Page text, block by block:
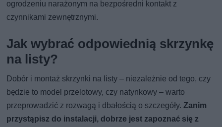
ogrodzeniu narażonym na bezpośredni kontakt z
czynnikami zewnętrznymi.
Jak wybrać odpowiednią skrzynkę
na listy?
Dobór i montaż skrzynki na listy – niezależnie od tego, czy
będzie to model przelotowy, czy natynkowy – warto
przeprowadzić z rozwagą i dbałością o szczegóły.Zanim
przystąpisz do instalacji, dobrze jest zapoznać się z